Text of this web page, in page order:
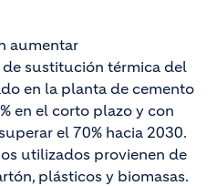
aumentar
sustitución térmica del
en la planta de cemento
en el corto plazo y con
el 70% hacia 2030.
utilizados provienen de
plásticos y biomasas.